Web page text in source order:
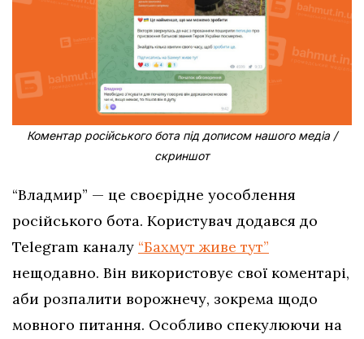
Коментар російського бота під дописом нашого медіа /
скриншот
“Владмир” — це своєрідне уособлення
російського бота. Користувач додався до
Telegram каналу “Бахмут живе тут”
нещодавно. Він використовує свої коментарі,
аби розпалити ворожнечу, зокрема щодо
мовного питання. Особливо спекулюючи на